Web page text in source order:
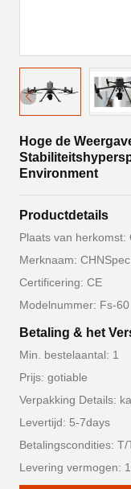
Hoge de
Environment
Productdetails
Plaats van herkomst:
Merknaam: CHNSpec
Certificering: CE
Modelnummer: Fs-60
Betaling & het
Min. bestelaantal: 1
Prijs: gotiable
Verpakking Details:
Levertijd: 5-7days
Betalingscondities: T/
Levering vermogen: